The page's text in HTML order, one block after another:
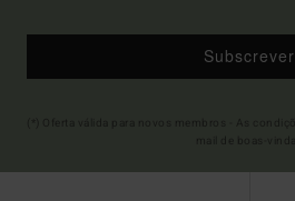
Subscrever